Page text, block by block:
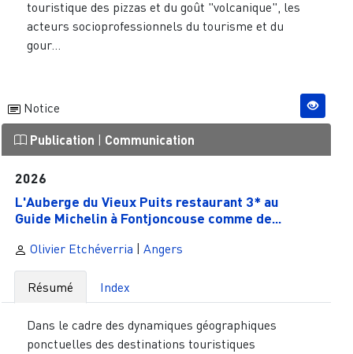
touristique des pizzas et du goût "volcanique", les
acteurs socioprofessionnels du tourisme et du
gour...
Notice
Publication Communication
2026
L'Auberge du Vieux Puits restaurant 3* au
Guide Michelin à Fontjoncouse comme de...
Olivier Etchéverria Angers
Résumé Index
Dans le cadre des dynamiques géographiques
ponctuelles des destinations touristiques